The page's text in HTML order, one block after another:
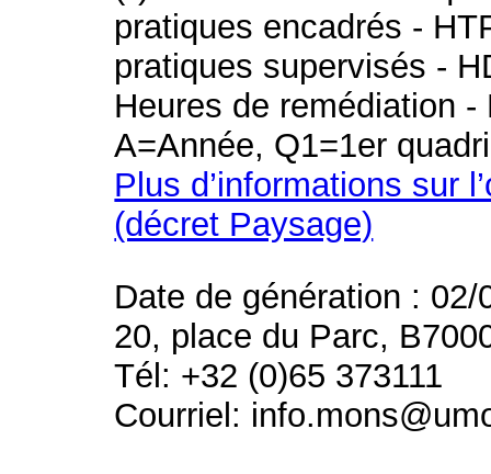
pratiques encadrés -
pratiques supervisés -
Heures de remédiation
A=Année, Q1=1er
Plus d’informations sur
(décret Paysage)
Date de génération : 02/
20, place du Parc,
Tél: +32 (0)65 373111
Courriel: